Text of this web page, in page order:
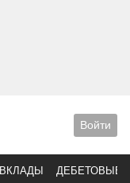
Войти
ВКЛАДЫ ДЕБЕТОВЫЕ